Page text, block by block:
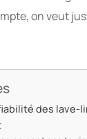
on veut
des lave-